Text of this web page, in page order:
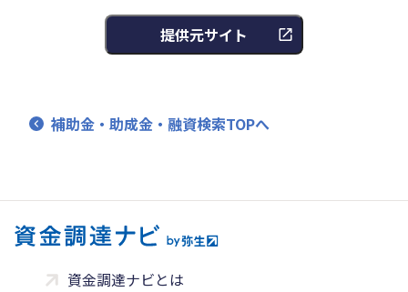
提供元サイト
補助金・助成金・融資検索TOPへ
資金調達ナビとは